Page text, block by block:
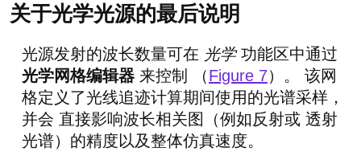
关于光学光源的最后说明
光源发射的波长数量可在 光学功能区中通过
光学网格编辑器 来控制 （Figure 7）。 该网
格定义了光线追迹计算期间使用的光谱采样，
并会 直接影响波长相关图（例如反射或 透射
光谱）的精度以及整体仿真速度。